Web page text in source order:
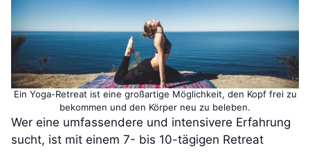
Ein Yoga-Retreat ist eine großartige Möglichkeit, den Kopf frei zu
bekommen und den Körper neu zu beleben.
Wer eine umfassendere und intensivere Erfahrung
sucht, ist mit einem 7- bis 10-tägigen Retreat